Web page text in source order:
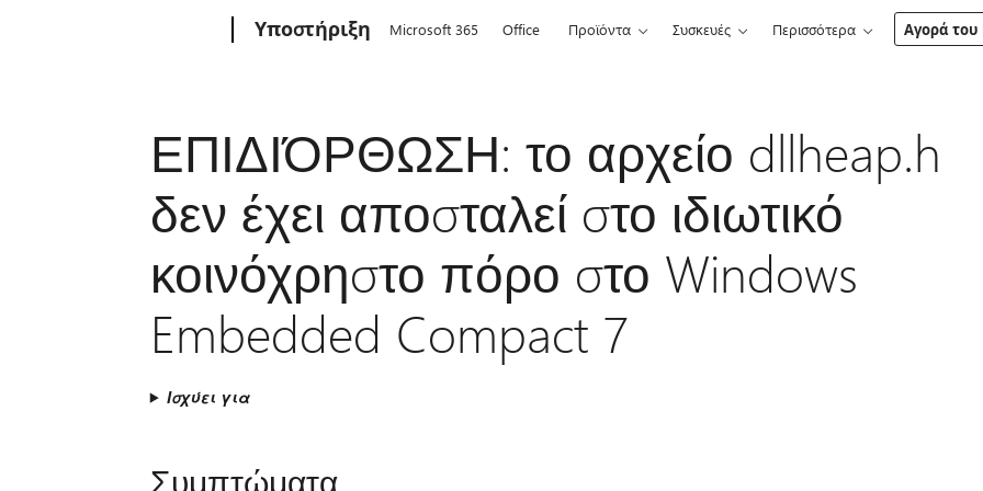
Υποστήριξη Microsoft 365 Office Προϊόντα Συσκευές Περισσότερα Αγορά του
ΕΠΙΔΙΌΡΘΩΣΗ: το αρχείο dllheap.h
δεν έχει αποσταλεί στο ιδιωτικό
κοινόχρηστο πόρο στο Windows
Embedded Compact 7
Ισχύει για
Συμπτώματα